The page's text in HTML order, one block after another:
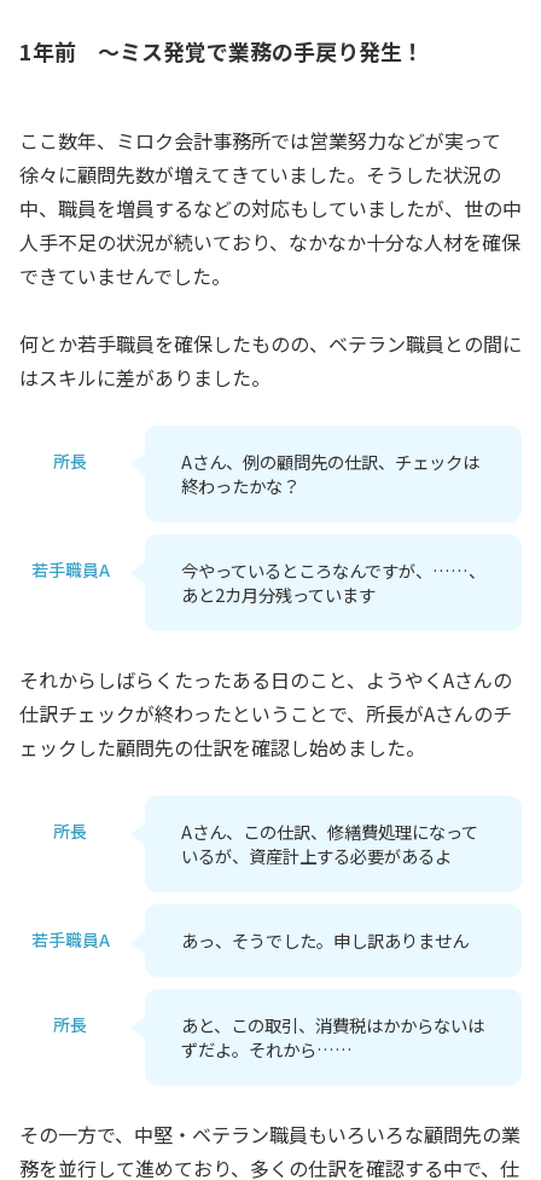
1年前 ～ミス発覚で業務の手戻り発生！
ここ数年、ミロク会計事務所では営業努力などが実って
徐々に顧問先数が増えてきていました。そうした状況の
中、職員を増員するなどの対応もしていましたが、世の中
人手不足の状況が続いており、なかなか十分な人材を確保
できていませんでした。
何とか若手職員を確保したものの、ベテラン職員との間に
はスキルに差がありました。
所長
Aさん、例の顧問先の仕訳、チェックは
終わったかな？
若手職員A
今やっているところなんですが、……、
あと2カ月分残っています
それからしばらくたったある日のこと、ようやくAさんの
仕訳チェックが終わったということで、所長がAさんのチ
ェックした顧問先の仕訳を確認し始めました。
所長
Aさん、この仕訳、修繕費処理になって
いるが、資産計上する必要があるよ
若手職員A あっ、そうでした。申し訳ありません
所長
あと、この取引、消費税はかからないは
ずだよ。それから……
その一方で、中堅・ベテラン職員もいろいろな顧問先の業
務を並行して進めており、多くの仕訳を確認する中で、仕